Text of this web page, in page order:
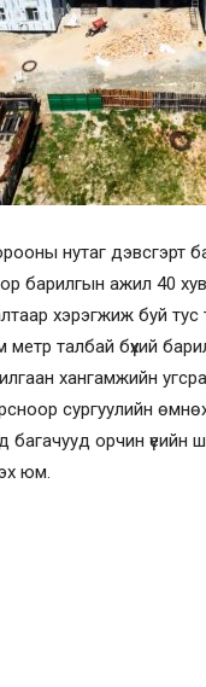
нутаг дэвсгэрт
барилгын ажил 40
хэрэгжиж буй
метр талбай бүхий
хангамжийн
сургуулийн
багачууд орчин үеийн
юм.